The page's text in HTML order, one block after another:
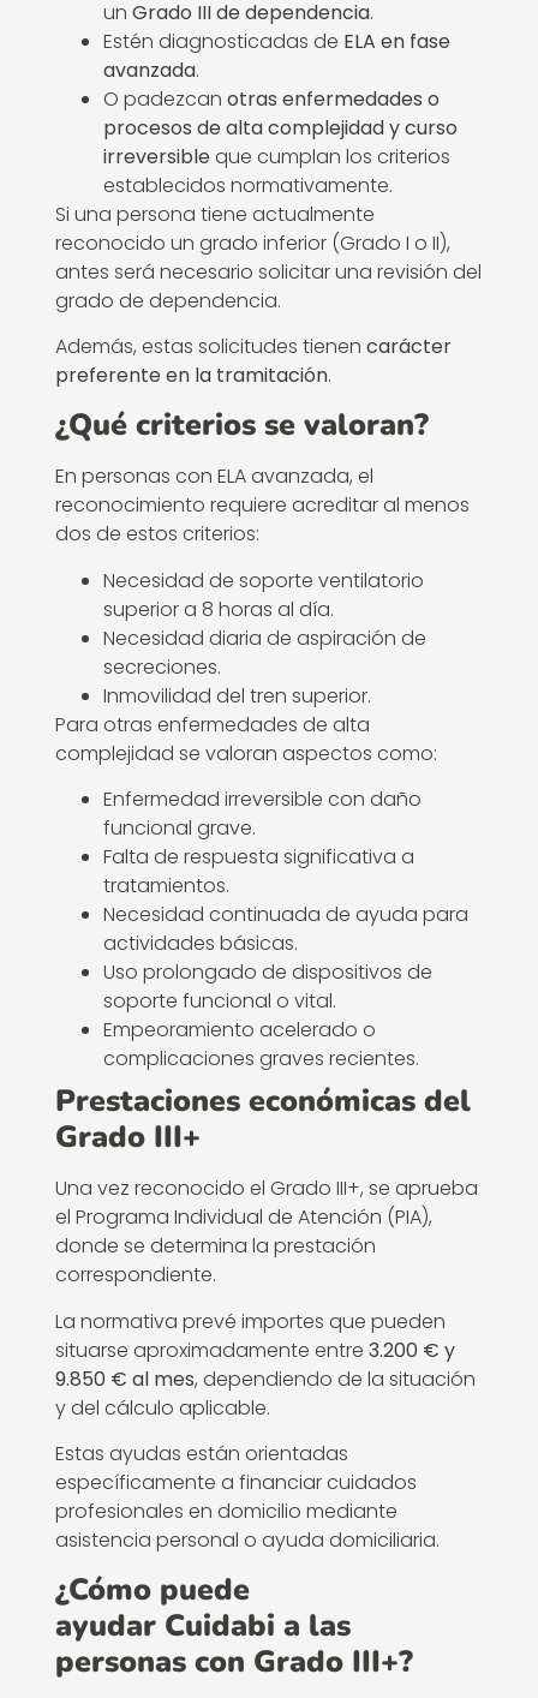
un Grado III de dependencia.
Estén diagnosticadas de ELA en fase
avanzada.
O padezcan otras enfermedades o
procesos de alta complejidad y curso
irreversible que cumplan los criterios
establecidos normativamente.
Si una persona tiene actualmente
reconocido un grado inferior (Grado I o II),
antes será necesario solicitar una revisión del
grado de dependencia.
Además, estas solicitudes tienen carácter
preferente en la tramitación.
¿Qué criterios se valoran?
En personas con ELA avanzada, el
reconocimiento requiere acreditar al menos
dos de estos criterios:
Necesidad de soporte ventilatorio
superior a 8 horas al día.
Necesidad diaria de aspiración de
secreciones.
Inmovilidad del tren superior.
Para otras enfermedades de alta
complejidad se valoran aspectos como:
Enfermedad irreversible con daño
funcional grave.
Falta de respuesta significativa a
tratamientos.
Necesidad continuada de ayuda para
actividades básicas.
Uso prolongado de dispositivos de
soporte funcional o vital.
Empeoramiento acelerado o
complicaciones graves recientes.
Prestaciones económicas del
Grado III+
Una vez reconocido el Grado III+, se aprueba
el Programa Individual de Atención (PIA),
donde se determina la prestación
correspondiente.
La normativa prevé importes que pueden
situarse aproximadamente entre 3.200 € y
9.850 € al mes, dependiendo de la situación
y del cálculo aplicable.
Estas ayudas están orientadas
específicamente a financiar cuidados
profesionales en domicilio mediante
asistencia personal o ayuda domiciliaria.
¿Cómo puede
ayudar Cuidabi a las
personas con Grado III+?